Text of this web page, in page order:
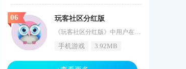
玩客社区分红版
《玩客社区分红版》中用户在第一次成功登录自己的账号后，就可以获得一个新人红包，能够随机的开出佣金奖励，并且在这里用户不需要担心有风险，因为不需要你花一分钱，也不需要投资成本，只需要不断的推广，让更多的用户注册后，你就可以不断的升级你的等级了。玩客社区分红版特色每天登录获取任务并完成任务以赚钱；有很多种任务，你可以选择一个合适的来赚钱；玩客社区分红版中有多种玩法，完全自由参与体验。有很多项目和非常丰厚的促销奖励，而且收入远远超过同类产品。推广有效用户玩客币+50，推
手机游戏 3.92MB
06